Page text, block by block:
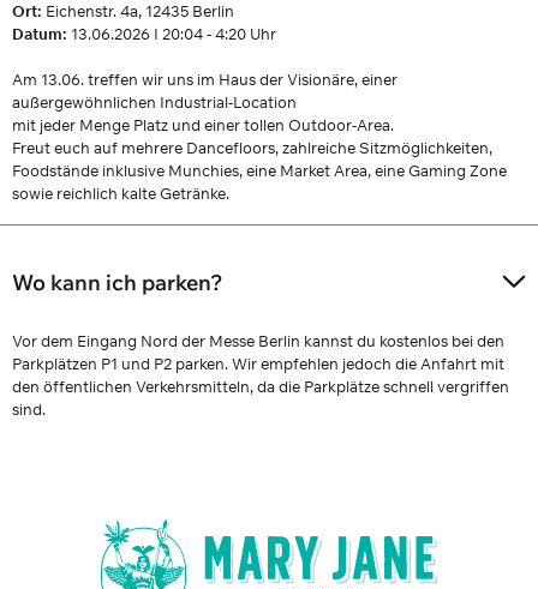
Ort: Eichenstr. 4a, 12435 Berlin
Datum: 13.06.2026 I 20:04 - 4:20 Uhr
Am 13.06. treffen wir uns im Haus der Visionäre, einer
außergewöhnlichen Industrial-Location
mit jeder Menge Platz und einer tollen Outdoor-Area.
Freut euch auf mehrere Dancefloors, zahlreiche Sitzmöglichkeiten,
Foodstände inklusive Munchies, eine Market Area, eine Gaming Zone
sowie reichlich kalte Getränke.
Wo kann ich parken?
Vor dem Eingang Nord der Messe Berlin kannst du kostenlos bei den
Parkplätzen P1 und P2 parken. Wir empfehlen jedoch die Anfahrt mit
den öffentlichen Verkehrsmitteln, da die Parkplätze schnell vergriffen
sind.